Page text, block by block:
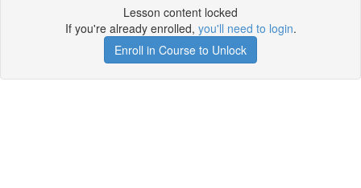
Lesson content locked
If you're already enrolled, you'll need to login.
Enroll in Course to Unlock